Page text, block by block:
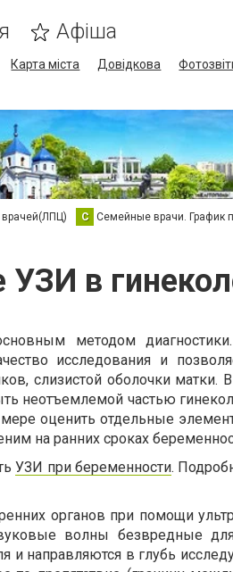
Афіша
Карта міста Довідкова
врачей(ЛПЦ) С Семейные врачи. График
УЗИ в
методом
исследования и
слизистой оболочки матки.
неотъемлемой частью
оценить отдельные
на ранних сроках
УЗИ при беременности.
органов при помощи
волны безвредные
и направляются в глубь